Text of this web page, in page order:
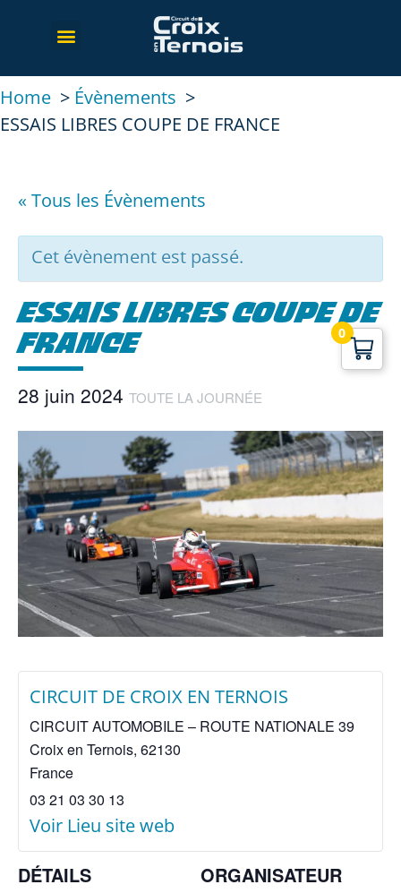
Home
Évènements
ESSAIS LIBRES COUPE DE FRANCE
« Tous les Évènements
Cet évènement est passé.
ESSAIS LIBRES COUPE DE
FRANCE
28 juin 2024 TOUTE LA JOURNÉE
DÉTAILS ORGANISATEUR
CIRCUIT DE CROIX EN TERNOIS
CIRCUIT AUTOMOBILE – ROUTE NATIONALE 39
Croix en Ternois, 62130
France
03 21 03 30 13
Voir Lieu site web
0